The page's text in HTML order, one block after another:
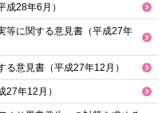
28年6月）
等に関する意見書（平成27年
意見書（平成27年12月）
27年12月）